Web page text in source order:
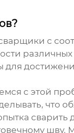
с
для
с этой
что
сварить
шву.